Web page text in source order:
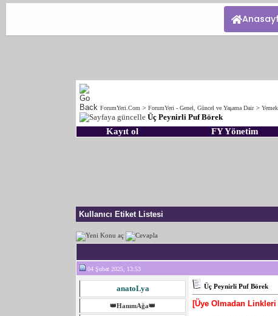
ForumYeri.Com >ForumYeri - Genel, Güncel ve Yaşama Dair >
Üç Peynirli Puf Börek
Kayıt ol FY Yönetim
Kullanıcı Etiket Listesi
04 Şubat 2025, 13:53
anatoLya
👑HanımAğa👑
Üç Peynirli Puf Börek
[Üye Olmadan